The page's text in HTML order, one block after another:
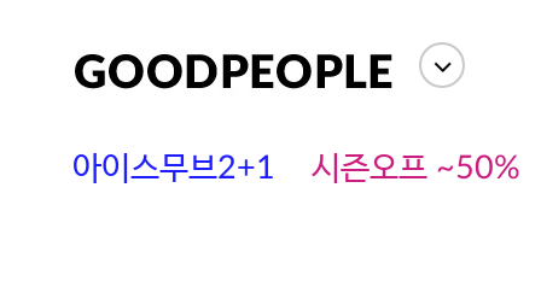
아이스무브2+1 시즌오프 ~50%